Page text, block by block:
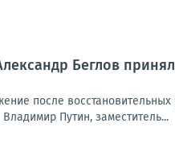
Беглов
после
Путин, заместитель...